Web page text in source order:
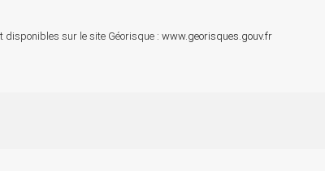
disponibles sur le site Géorisque : www.georisques.gouv.fr